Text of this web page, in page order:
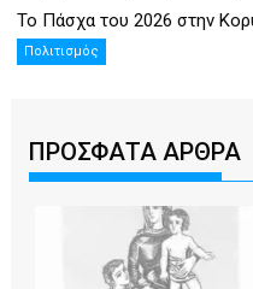
Το Πάσχα του 2026 στην
Πολιτισμός
ΠΡΟΣΦΑΤΑ ΑΡΘΡΑ